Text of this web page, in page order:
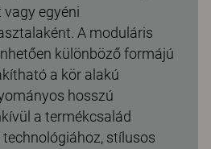
egyéni
A moduláris
különböző formájú
a kör alakú
hosszú
a termékcsalád
stílusos